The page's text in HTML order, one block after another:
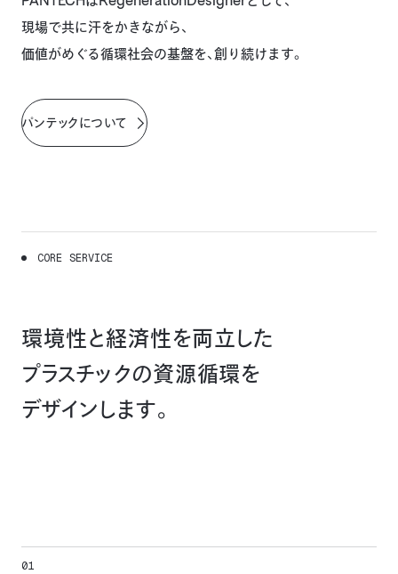
現場で共に汗をかきながら、
価値がめぐる循環社会の基盤を、創り続けます。
パンテックについて
CORE SERVICE
環境性と経済性を両立した
プラスチックの資源循環を
デザインします。
01